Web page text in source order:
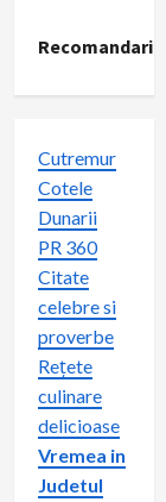
Recomandari
Cutremur
Cotele
Dunarii
PR 360
Citate
celebre si
proverbe
Rețete
culinare
delicioase
Vremea in
Judetul